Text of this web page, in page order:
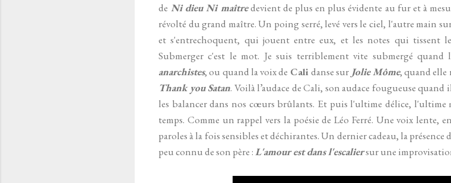
de Ni dieu Nimaîtredevient de plus en plus évidente au fur et à
révolté du grand maître. Un poing serré, levé vers le ciel, l'autre main
et s'entrechoquent, qui jouent entre eux, et les notes qui tissent
Submerger c'est le mot. Je suis terriblement vite submergé quand
anarchistes, ou quand la voix de Calidanse sur Jolie Môme, quand elle
Thank you Satan. Voilà l’audace de Cali, son audace fougueuse
les balancer dans nos cœurs brûlants. Et puis l'ultime délice, l'ultime
temps. Comme un rappel vers la poésie de Léo Ferré. Une voix lente,
paroles à la fois sensibles et déchirantes. Un dernier cadeau, la présence
peu connu de son père :L'amour est dans l'escaliersur une